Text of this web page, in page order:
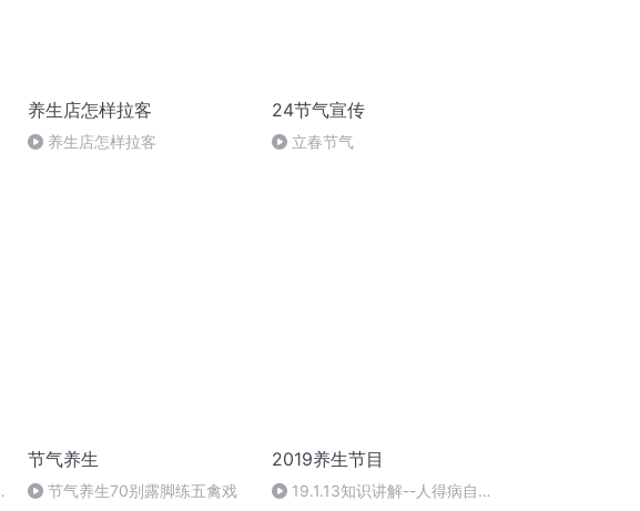
养生店怎样拉客
养生店怎样拉客
24节气宣传
立春节气
节气养生
节气养生70别露脚练五禽戏
2019养生节目
19.1.13知识讲解--人得病自作